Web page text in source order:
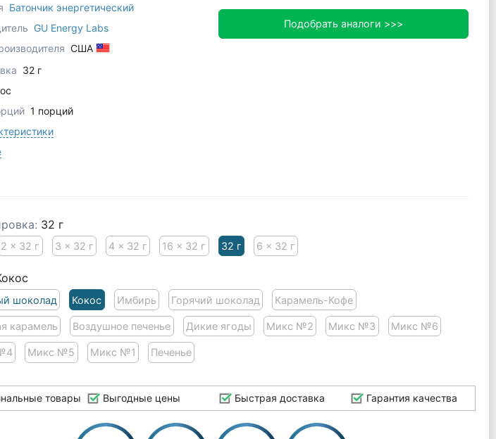
Батончик энергетический
GU Energy Labs
США
32 г
1 порций
Подобрать аналоги >>>
32 г
2 x 32 г 3 x 32 г 4 x 32 г 16 x 32 г 32 г 6 x 32 г
шоколад Кокос Имбирь Горячий шоколад Карамель-Кофе
карамель Воздушное печенье Дикие ягоды Микс №2 Микс №3 Микс №6
Микс №5 Микс №1 Печенье
товары Выгодные цены Быстрая доставка Гарантия качества